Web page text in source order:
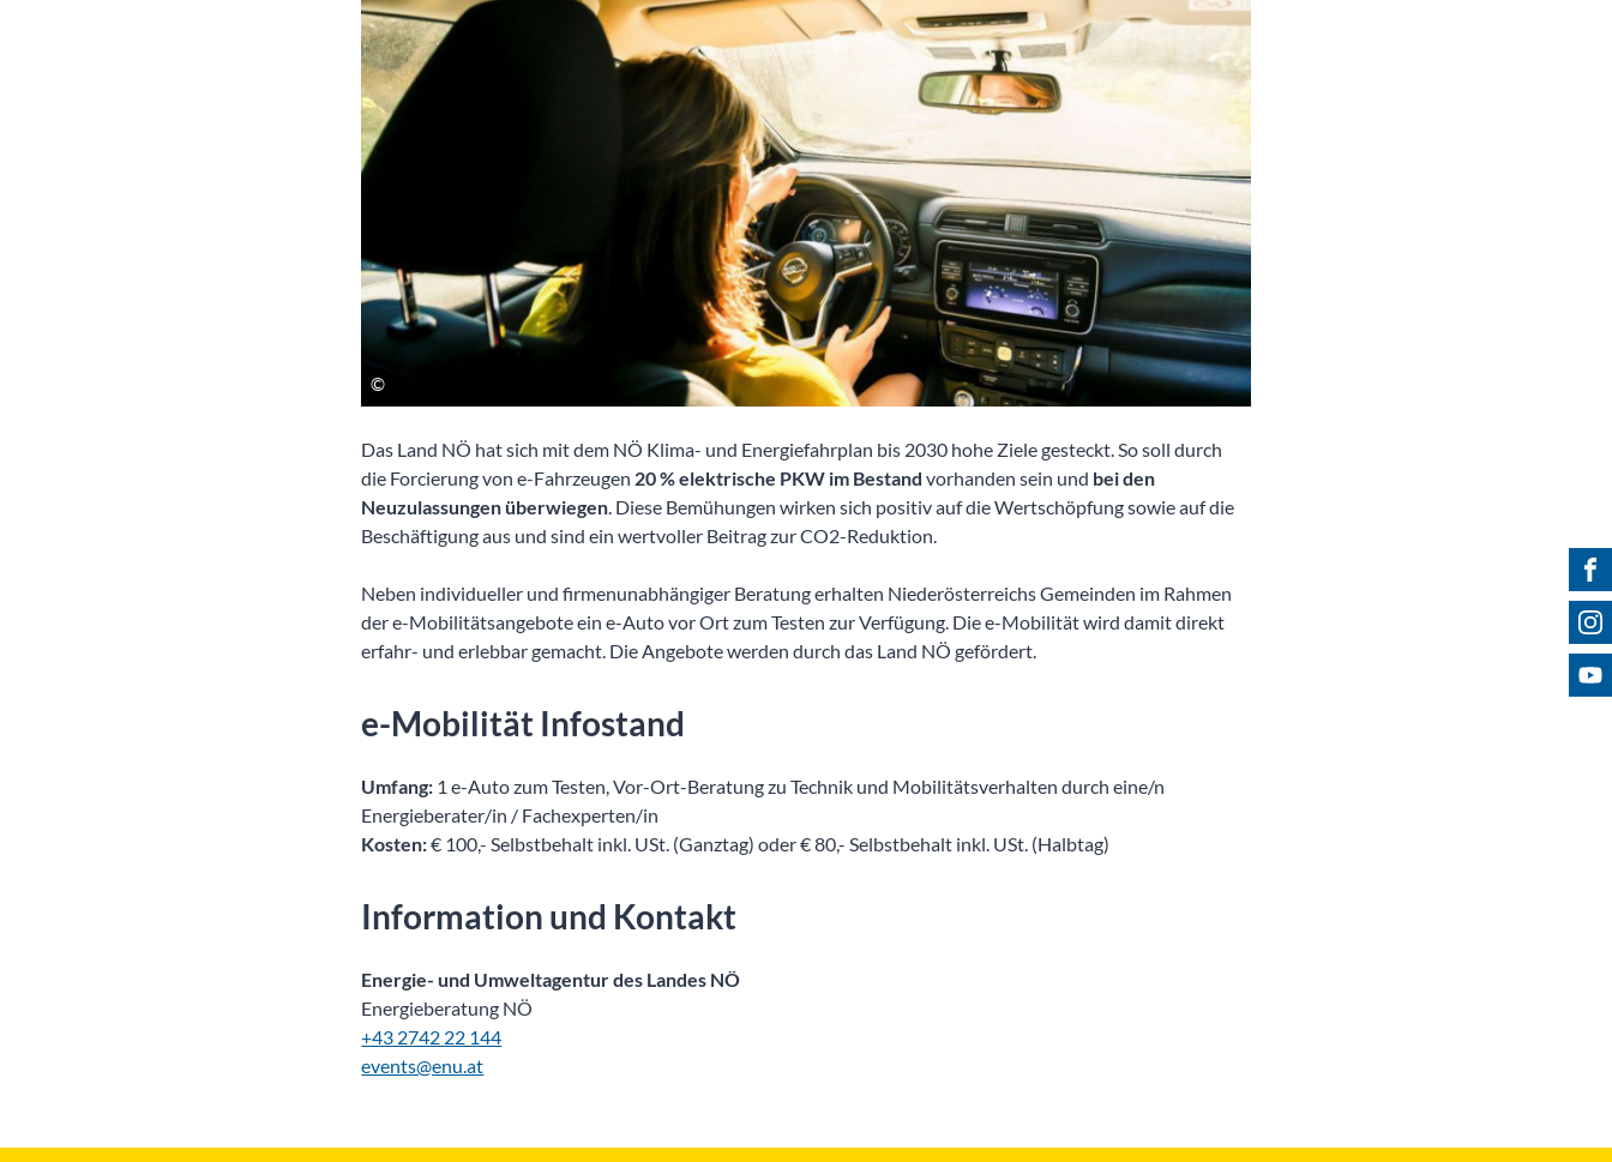
Das Land NÖ hat sich mit dem NÖ Klima- und Energiefahrplan bis 2030 hohe Ziele gesteckt. So soll durch
die Forcierung von e-Fahrzeugen 20 % elektrische PKW im Bestandvorhanden sein und bei den
Neuzulassungen überwiegen. Diese Bemühungen wirken sich positiv auf die Wertschöpfung sowie auf die
Beschäftigung aus und sind ein wertvoller Beitrag zur CO2-Reduktion.
Neben individueller und firmenunabhängiger Beratung erhalten Niederösterreichs Gemeinden im Rahmen
der e-Mobilitätsangebote ein e-Auto vor Ort zum Testen zur Verfügung. Die e-Mobilität wird damit direkt
erfahr- und erlebbar gemacht. Die Angebote werden durch das Land NÖ gefördert.
e-Mobilität Infostand
Umfang: 1 e-Auto zum Testen, Vor-Ort-Beratung zu Technik und Mobilitätsverhalten durch eine/n
Energieberater/in / Fachexperten/in
Kosten:€ 100,- Selbstbehalt inkl. USt. (Ganztag) oder € 80,- Selbstbehalt inkl. USt. (Halbtag)
Information und Kontakt
Energie- und Umweltagentur des Landes NÖ
Energieberatung NÖ
+43 2742 22 144
events@enu.at